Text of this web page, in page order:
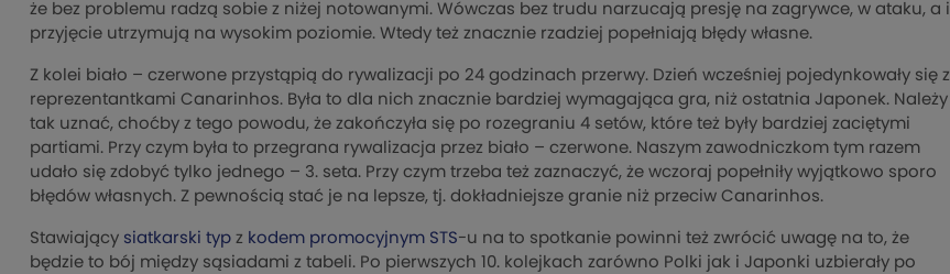
że bez problemu radzą sobie z niżej notowanymi. Wówczas bez trudu narzucają presję na zagrywce, w ataku, a i
przyjęcie utrzymują na wysokim poziomie. Wtedy też znacznie rzadziej popełniają błędy własne.
Z kolei biało – czerwone przystąpią do rywalizacji po 24 godzinach przerwy. Dzień wcześniej pojedynkowały się z
reprezentantkami Canarinhos. Była to dla nich znacznie bardziej wymagająca gra, niż ostatnia Japonek. Należy
tak uznać, choćby z tego powodu, że zakończyła się po rozegraniu 4 setów, które też były bardziej zaciętymi
partiami. Przy czym była to przegrana rywalizacja przez biało – czerwone. Naszym zawodniczkom tym razem
udało się zdobyć tylko jednego – 3. seta. Przy czym trzeba też zaznaczyć, że wczoraj popełniły wyjątkowo sporo
błędów własnych. Z pewnością stać je na lepsze, tj. dokładniejsze granie niż przeciw Canarinhos.
Stawiający siatkarski typ z kodem promocyjnym STS-u na to spotkanie powinni też zwrócić uwagę na to, że
będzie to bój między sąsiadami z tabeli. Po pierwszych 10. kolejkach zarówno Polki jak i Japonki uzbierały po